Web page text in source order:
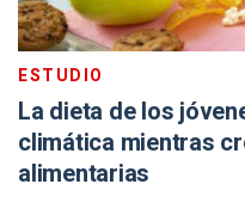
ESTUDIO
La dieta de los
climática mientras
alimentarias